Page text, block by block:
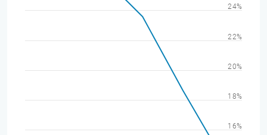
16%
18%
20%
22%
24%